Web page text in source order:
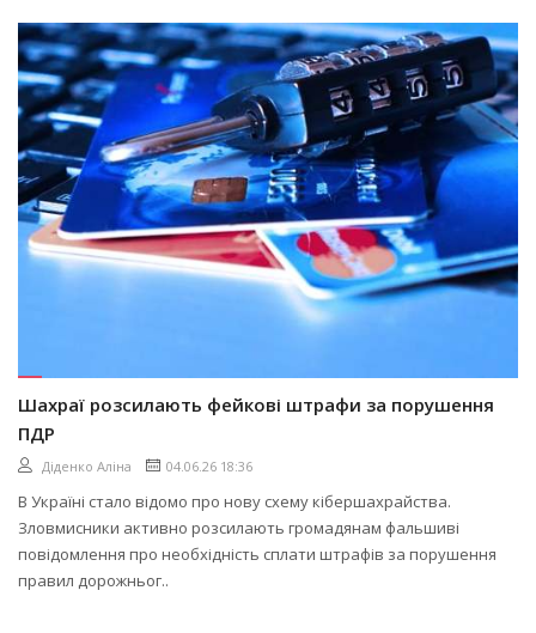
Шахраї розсилають фейкові штрафи за порушення
ПДР
Діденко Аліна 04.06.26 18:36
В Україні стало відомо про нову схему кібершахрайства.
Зловмисники активно розсилають громадянам фальшиві
повідомлення про необхідність сплати штрафів за порушення
правил дорожньог..